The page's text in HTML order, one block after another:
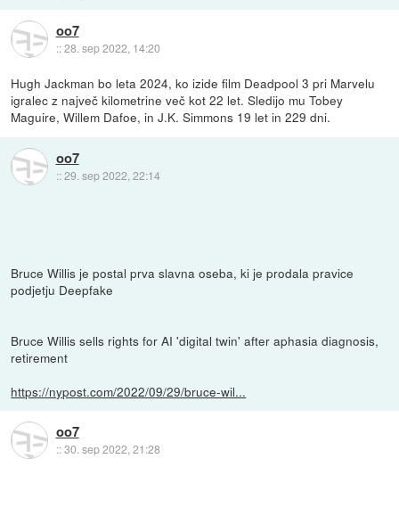
oo7
::28. sep 2022, 14:20
Hugh Jackman bo leta 2024, ko izide film Deadpool 3 pri Marvelu
igralec z največ kilometrine več kot 22 let. Sledijo mu Tobey
Maguire, Willem Dafoe, in J.K. Simmons 19 let in 229 dni.
oo7
::29. sep 2022, 22:14
Bruce Willis je postal prva slavna oseba, ki je prodala pravice
podjetju Deepfake
Bruce Willis sells rights for AI 'digital twin' after aphasia diagnosis,
retirement
https://nypost.com/2022/09/29/bruce-wil...
oo7
::30. sep 2022, 21:28